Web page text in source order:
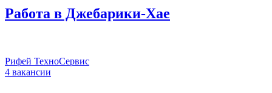
Работа в Джебарики-Хае
Рифей ТехноСервис
4 вакансии